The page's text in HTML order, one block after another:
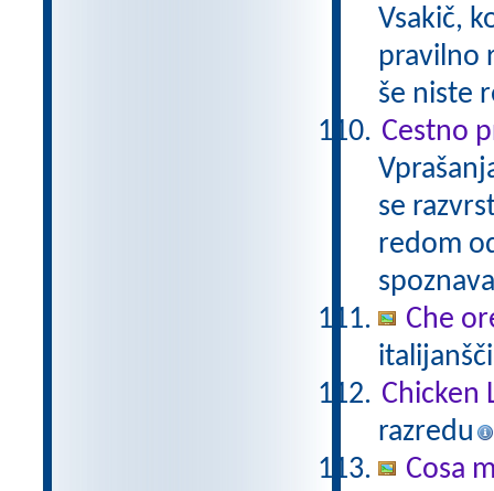
Vsakič,
pravilno
še niste
Cestno
se
redom
Che
Chicken
razredu
Cosa